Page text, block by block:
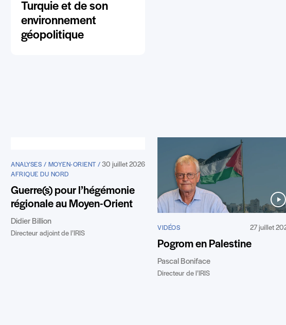
Turquie et de son
environnement
géopolitique
ANALYSES / MOYEN-ORIENT /
AFRIQUE DU NORD
30 juillet 2026
Guerre(s) pour l’hégémonie
régionale au Moyen-Orient
Didier Billion
Directeur adjoint de l’IRIS
VIDÉOS 27 juillet
Pogrom en Palestine
Pascal Boniface
Directeur de l’IRIS